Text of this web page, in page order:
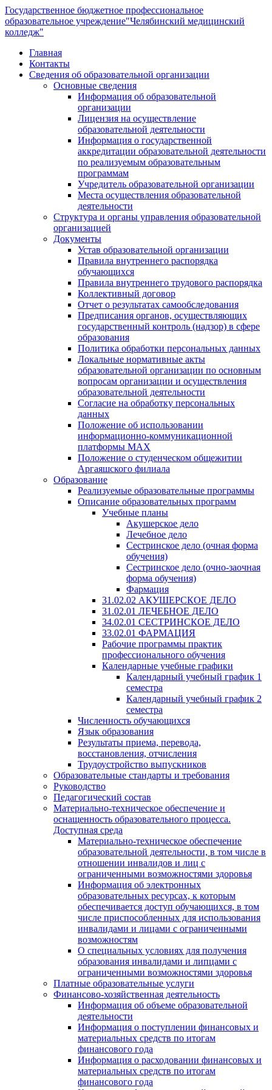
Государственное бюджетное профессиональное
образовательное учреждение"Челябинский медицинский
колледж"
Главная
Контакты
Сведения об образовательной организации
Основные сведения
Информация об образовательной
организации
Лицензия на осуществление
образовательной деятельности
Информация о государственной
аккредитации образовательной деятельности
по реализуемым образовательным
программам
Учредитель образовательной организации
Места осуществления образовательной
деятельности
Структура и органы управления образовательной
организацией
Документы
Устав образовательной организации
Правила внутреннего распорядка
обучающихся
Правила внутреннего трудового распорядка
Коллективный договор
Отчет о результатах самообследования
Предписания органов, осуществляющих
государственный контроль (надзор) в сфере
образования
Политика обработки персональных данных
Локальные нормативные акты
образовательной организации по основным
вопросам организации и осуществления
образовательной деятельности
Согласие на обработку персональных
данных
Положение об использовании
информационно-коммуникационной
платформы MAX
Положение о студенческом общежитии
Аргаяшского филиала
Образование
Реализуемые образовательные программы
Описание образовательных программ
Учебные планы
Акушерское дело
Лечебное дело
Сестринское дело (очная форма
обучения)
Сестринское дело (очно-заочная
форма обучения)
Фармация
31.02.02 АКУШЕРСКОЕ ДЕЛО
31.02.01 ЛЕЧЕБНОЕ ДЕЛО
34.02.01 СЕСТРИНСКОЕ ДЕЛО
33.02.01 ФАРМАЦИЯ
Рабочие программы практик
профессионального обучения
Календарные учебные графики
Календарный учебный график 1
семестра
Календарный учебный график 2
семестра
Численность обучающихся
Язык образования
Результаты приема, перевода,
восстановления, отчисления
Трудоустройство выпускников
Образовательные стандарты и требования
Руководство
Педагогический состав
Материально-техническое обеспечение и
оснащенность образовательного процесса.
Доступная среда
Материально-техническое обеспечение
образовательной деятельности, в том числе в
отношении инвалидов и лиц с
ограниченными возможностями здоровья
Информация об электронных
образовательных ресурсах, к которым
обеспечивается доступ обучающихся, в том
числе приспособленных для использования
инвалидами и лицами с ограниченными
возможностям
О специальных условиях для получения
образования инвалидами и липцами с
ограниченными возможностями здоровья
Платные образовательные услуги
Финансово-хозяйственная деятельность
Информация об объеме образовательной
деятельности
Информация о поступлении финансовых и
материальных средств по итогам
финансового года
Информация о расходовании финансовых и
материальных средств по итогам
финансового года